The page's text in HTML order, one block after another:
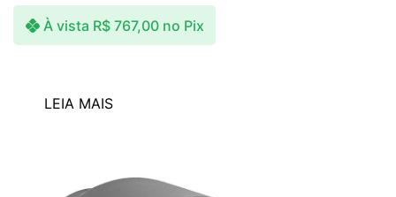
À vista R$767,00 no Pix
LEIA MAIS